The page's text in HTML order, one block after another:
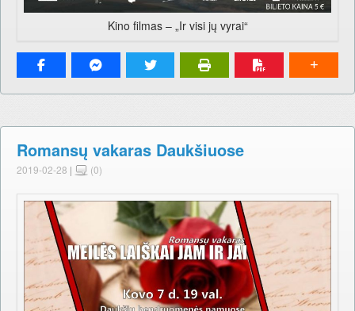
Kino filmas – „Ir visi jų vyrai“
Romansų vakaras Daukšiuose
2019-02-28 | (0)